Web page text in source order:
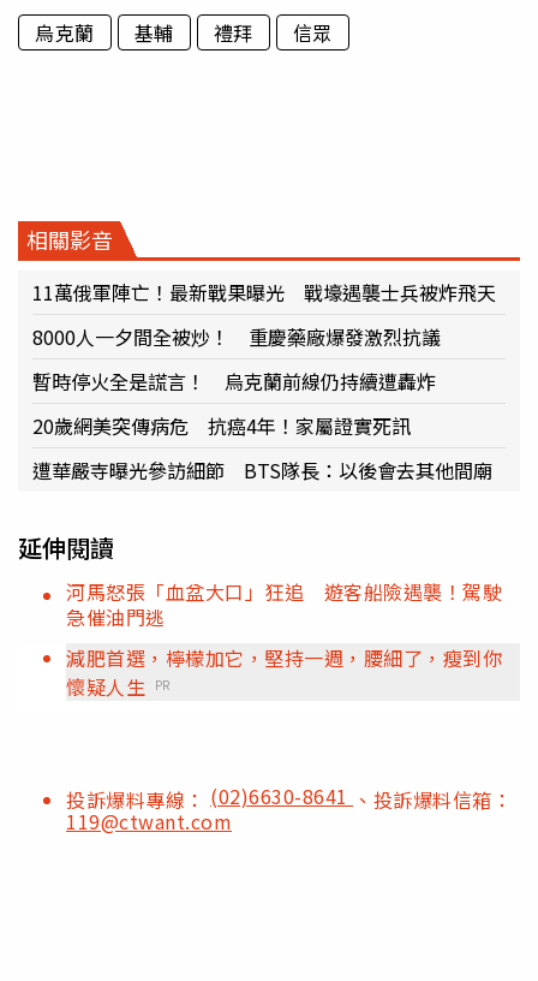
烏克蘭 基輔 禮拜 信眾
相關影音
11萬俄軍陣亡！最新戰果曝光 戰壕遇襲士兵被炸飛天
8000人一夕間全被炒！ 重慶藥廠爆發激烈抗議
暫時停火全是謊言！ 烏克蘭前線仍持續遭轟炸
20歲網美突傳病危 抗癌4年！家屬證實死訊
遭華嚴寺曝光參訪細節 BTS隊長：以後會去其他間廟
延伸閱讀
河馬怒張「血盆大口」狂追 遊客船險遇襲！駕駛
急催油門逃
減肥首選，檸檬加它，堅持一週，腰細了，瘦到你
懷疑人生 PR
投訴爆料專線： (02)6630-8641 、投訴爆料信箱：
119@ctwant.com